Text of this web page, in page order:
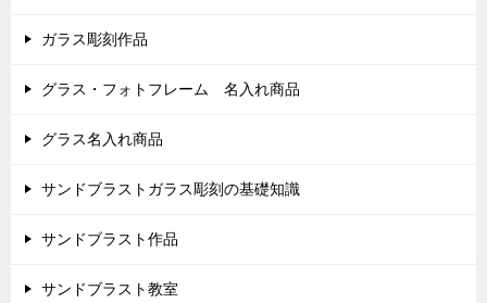
ガラス彫刻作品
グラス・フォトフレーム 名入れ商品
グラス名入れ商品
サンドブラストガラス彫刻の基礎知識
サンドブラスト作品
サンドブラスト教室